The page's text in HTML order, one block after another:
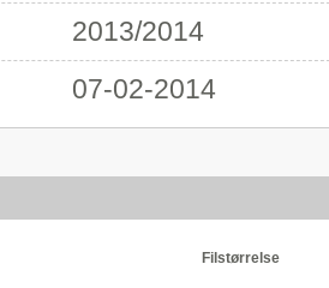
2013/2014
07-02-2014
Filstørrelse